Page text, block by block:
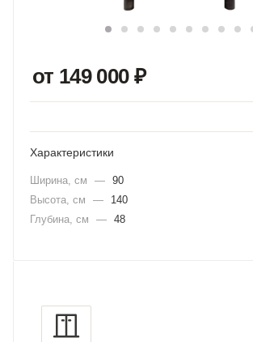
от 149 000₽
Характеристики
Ширина, см — 90
Высота, см
—
140
Глубина, см
— 48